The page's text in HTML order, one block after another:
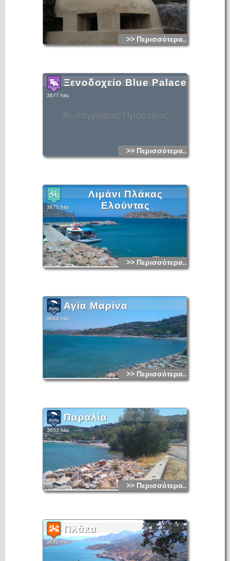
>> Περισσότερα...
Φωτογραφίες Προσεχώς
Ξενοδοχείο Blue Palace
3677 hits
>> Περισσότερα...
Λιμάνι Πλάκας
Ελούντας
3671 hits
>> Περισσότερα...
Αγία Μαρίνα
3664 hits
>> Περισσότερα...
Παραλία
3653 hits
>> Περισσότερα...
Πλάκα
3632 hits